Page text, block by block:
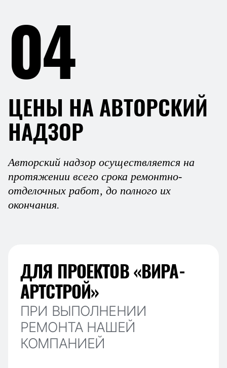
04
ЦЕНЫ НА АВТОРСКИЙ
НАДЗОР
Авторский надзор осуществляется на
протяжении всего срока ремонтно-
отделочных работ, до полного их
окончания.
ДЛЯ ПРОЕКТОВ «ВИРА-
АРТСТРОЙ»
ПРИ ВЫПОЛНЕНИИ
РЕМОНТА НАШЕЙ
КОМПАНИЕЙ